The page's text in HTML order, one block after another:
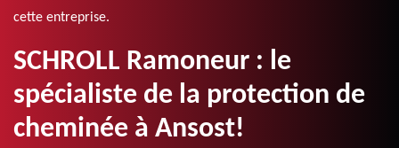
cette entreprise.
SCHROLL Ramoneur : le
spécialiste de la protection de
cheminée à Ansost!